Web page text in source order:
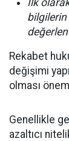
İlk
Rekabet
değişimi
olması
Genellikle
azaltıcı